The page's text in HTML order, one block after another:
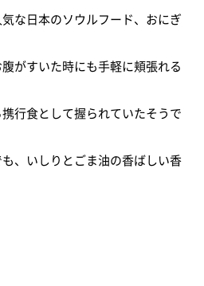
な日本のソウルフード、おにぎ
がすいた時にも手軽に頬張れる
行食として握られていたそうで
、いしりとごま油の香ばしい香